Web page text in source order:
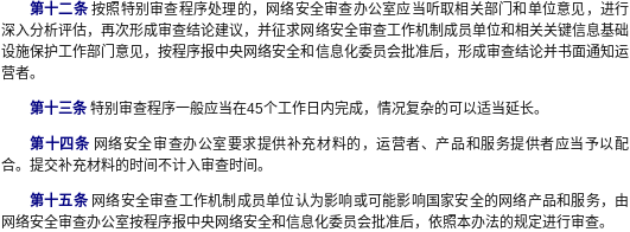
第十二条按照特别审查程序处理的，网络安全审查办公室应当听取相关部门和单位意见，进行
深入分析评估，再次形成审查结论建议，并征求网络安全审查工作机制成员单位和相关关键信息基础
设施保护工作部门意见，按程序报中央网络安全和信息化委员会批准后，形成审查结论并书面通知运
营者。
第十三条 特别审查程序一般应当在45个工作日内完成，情况复杂的可以适当延长。
第十四条 网络安全审查办公室要求提供补充材料的，运营者、产品和服务提供者应当予以配
合。提交补充材料的时间不计入审查时间。
第十五条网络安全审查工作机制成员单位认为影响或可能影响国家安全的网络产品和服务，由
网络安全审查办公室按程序报中央网络安全和信息化委员会批准后，依照本办法的规定进行审查。